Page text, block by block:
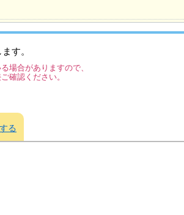
す。
場合がありますので、
確認ください。
る